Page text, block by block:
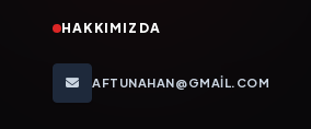
HAKKIMIZDA
AFTUNAHAN@GMAIL.COM